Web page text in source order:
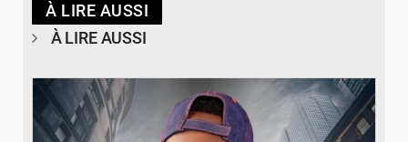
À LIRE AUSSI
À LIRE AUSSI